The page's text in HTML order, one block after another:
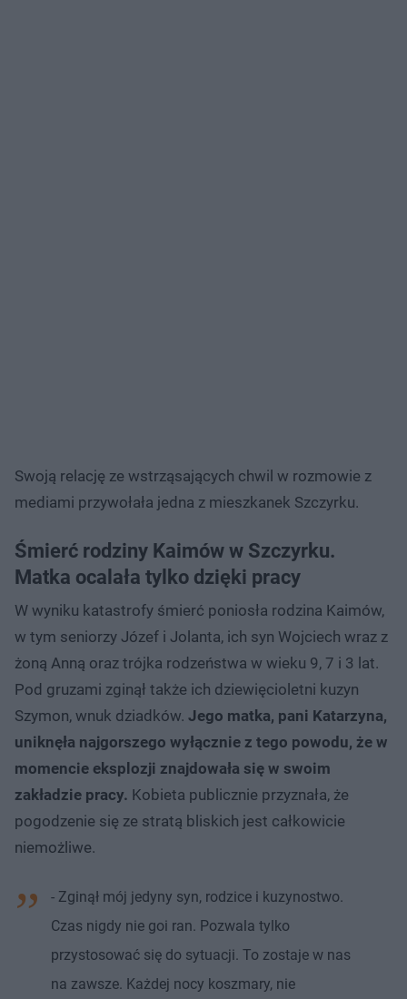
Swoją relację ze wstrząsających chwil w rozmowie z
mediami przywołała jedna z mieszkanek Szczyrku.
Śmierć rodziny Kaimów w Szczyrku.
Matka ocalała tylko dzięki pracy
W wyniku katastrofy śmierć poniosła rodzina Kaimów,
w tym seniorzy Józef i Jolanta, ich syn Wojciech wraz z
żoną Anną oraz trójka rodzeństwa w wieku 9, 7 i 3 lat.
Pod gruzami zginął także ich dziewięcioletni kuzyn
Szymon, wnuk dziadków. Jego matka, pani Katarzyna,
uniknęła najgorszego wyłącznie z tego powodu, że w
momencie eksplozji znajdowała się w swoim
zakładzie pracy. Kobieta publicznie przyznała, że
pogodzenie się ze stratą bliskich jest całkowicie
niemożliwe.
- Zginął mój jedyny syn, rodzice i kuzynostwo.
Czas nigdy nie goi ran. Pozwala tylko
przystosować się do sytuacji. To zostaje w nas
na zawsze. Każdej nocy koszmary, nie